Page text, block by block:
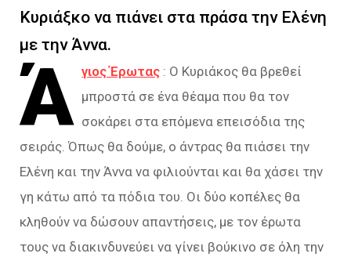
Κυριάξκο να πιάνει στα πράσα την Ελένη
με την Άννα.
Ά γιος Έρωτας : Ο Κυριάκος θα βρεθεί
μπροστά σε ένα θέαμα που θα τον
σοκάρει στα επόμενα επεισόδια της
σειράς. Όπως θα δούμε, ο άντρας θα πιάσει την
Ελένη και την Άννα να φιλιούνται και θα χάσει την
γη κάτω από τα πόδια του. Οι δύο κοπέλες θα
κληθούν να δώσουν απαντήσεις, με τον έρωτα
τους να διακινδυνεύει να γίνει βούκινο σε όλη την